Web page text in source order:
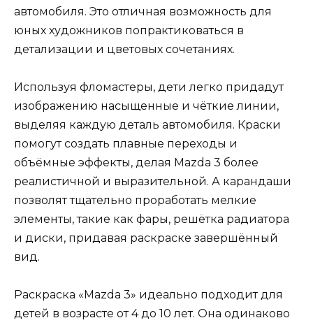
автомобиля. Это отличная возможность для
юных художников попрактиковаться в
детализации и цветовых сочетаниях.
Используя фломастеры, дети легко придадут
изображению насыщенные и чёткие линии,
выделяя каждую деталь автомобиля. Краски
помогут создать плавные переходы и
объёмные эффекты, делая Mazda 3 более
реалистичной и выразительной. А карандаши
позволят тщательно проработать мелкие
элементы, такие как фары, решётка радиатора
и диски, придавая раскраске завершённый
вид.
Раскраска «Mazda 3» идеально подходит для
детей в возрасте от 4 до 10 лет. Она одинаково